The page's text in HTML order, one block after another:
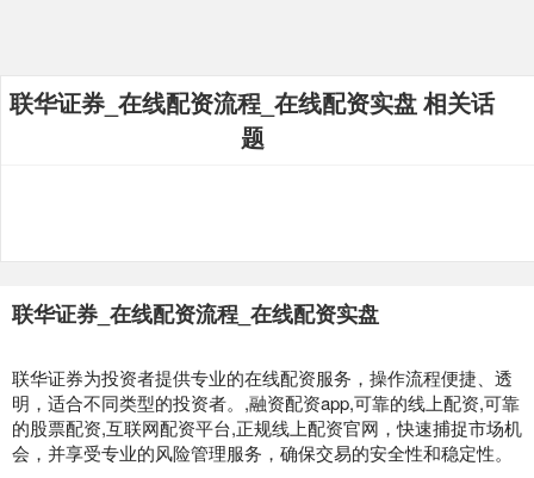
联华证券_在线配资流程_在线配资实盘 相关话
题
联华证券_在线配资流程_在线配资实盘
联华证券为投资者提供专业的在线配资服务，操作流程便捷、透
明，适合不同类型的投资者。,融资配资app,可靠的线上配资,可靠
的股票配资,互联网配资平台,正规线上配资官网，快速捕捉市场机
会，并享受专业的风险管理服务，确保交易的安全性和稳定性。